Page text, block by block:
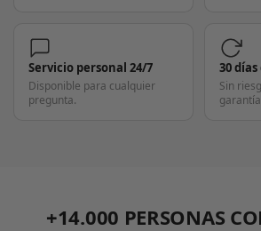
Servicio personal 24/7
Disponible para cualquier
pregunta.
30
Sin
+14.000 PERSONAS